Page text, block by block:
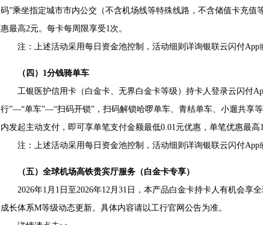
码”乘坐指定城市市内公交（不含机场线等特殊线路，不含储值卡充值
惠最高2元。每卡每周限享受1次。
注：上述活动采用每日资金池控制，活动细则详询银联云闪付App
（四）1分钱骑单车
工银医护信用卡（白金卡、无界白金卡等级）持卡人登录云闪付
行”—“单车”—“扫码开锁”，扫码解锁哈啰单车、青桔单车、小遛共享
内发起主动支付，即可享单笔支付金额最低0.01元优惠，单笔优惠最高
注：上述活动采用每日资金池控制，活动细则详询银联云闪付App
（五）全球机场高铁贵宾厅服务（白金卡专享）
2026年1月1日至2026年12月31日，本产品白金卡持卡人有机会享
成长体系M等级动态更新。具体内容请以工行官网公告为准。